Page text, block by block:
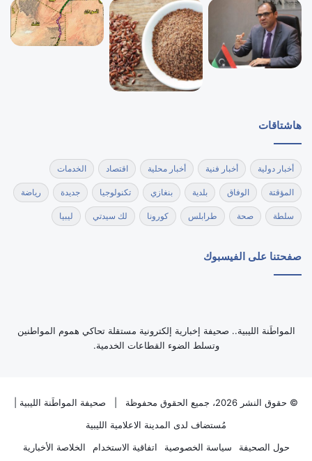
هاشتاقات
أخبار دولية أخبار فنية أخبار محلية اقتصاد الخدمات
المؤقتة الوفاق بلدية بنغازي تكنولوجيا جديدة رياضة
سلطة صحة طرابلس كورونا لك سيدتي ليبيا
صفحتنا على الفيسبوك
‏المواطَنة الليبية.. صحيفة إخبارية إلكترونية مستقلة تحاكي هموم المواطنين
وتسلط الضوء القطاعات الخدمية.
© حقوق النشر 2026، جميع الحقوق محفوظة | صحيفة المواطَنة الليبية
مُستضاف لدى المدينة الاعلامية الليبية
حول الصحيفة
سياسة الخصوصية اتفاقية الاستخدام الخلاصة الأخبارية